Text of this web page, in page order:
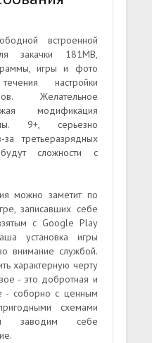
встроенной
закачки 181MB,
игры и фото
настройки
Желательное
модификация
9+, серьезно
третьеразрядных
сложности с
можно заметит по
записавших себе
с Google Play
установка игры
внимание службой.
характерную черту
- это добротная и
- соборно с ценным
схемами
заводим себе